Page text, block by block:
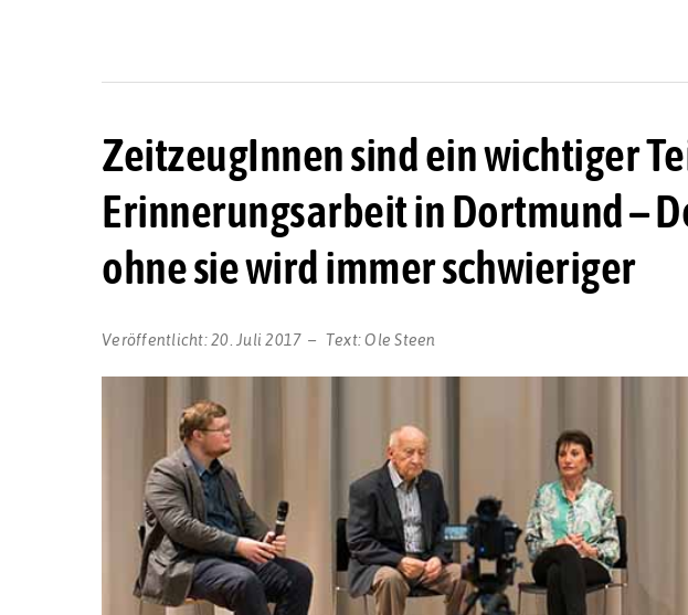
ZeitzeugInnen sind ein wichtiger
Erinnerungsarbeit in Dortmund –
ohne sie wird immer schwieriger
Veröffentlicht:20. Juli 2017 Text:Ole Steen